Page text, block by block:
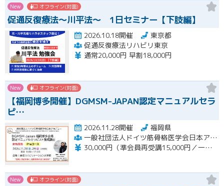
New オフライン(対面)
促通反復療法〜川平法〜 1日セミナー【下肢編】
2026.10.18開催
東京都
促通反復療法リハビリ東京
通常20,000円 早割18,000円
New オフライン(対面)
【福岡博多開催】DGMSM-JAPAN認定マニュアルセラ
ピ…
2026.11.28開催
福岡県
一般社団法人ドイツ筋骨格医学会日本アカデミー（DGMSM-JAPAN）福岡博多会場
30,000円（準会員再受講15,000円／一般会員13,000円）
New オフライン(対面)